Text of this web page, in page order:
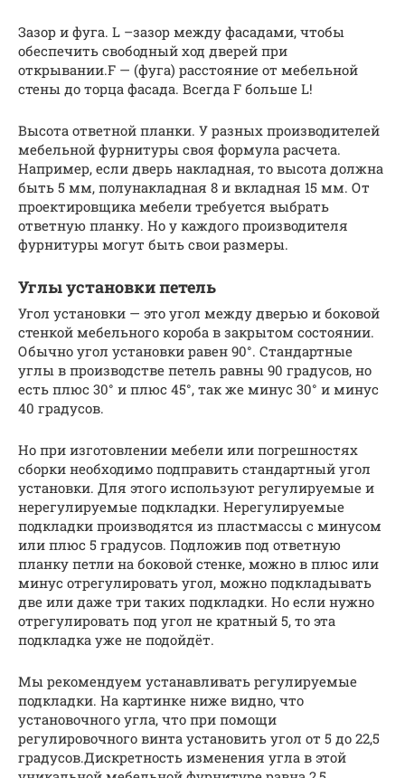
Зазор и фуга. L –зазор между фасадами, чтобы
обеспечить свободный ход дверей при
открывании.F — (фуга) расстояние от мебельной
стены до торца фасада. Всегда F больше L!
Высота ответной планки. У разных производителей
мебельной фурнитуры своя формула расчета.
Например, если дверь накладная, то высота должна
быть 5 мм, полунакладная 8 и вкладная 15 мм. От
проектировщика мебели требуется выбрать
ответную планку. Но у каждого производителя
фурнитуры могут быть свои размеры.
Углы установки петель
Угол установки — это угол между дверью и боковой
стенкой мебельного короба в закрытом состоянии.
Обычно угол установки равен 90°. Стандартные
углы в производстве петель равны 90 градусов, но
есть плюс 30° и плюс 45°, так же минус 30° и минус
40 градусов.
Но при изготовлении мебели или погрешностях
сборки необходимо подправить стандартный угол
установки. Для этого используют регулируемые и
нерегулируемые подкладки. Нерегулируемые
подкладки производятся из пластмассы с минусом
или плюс 5 градусов. Подложив под ответную
планку петли на боковой стенке, можно в плюс или
минус отрегулировать угол, можно подкладывать
две или даже три таких подкладки. Но если нужно
отрегулировать под угол не кратный 5, то эта
подкладка уже не подойдёт.
Мы рекомендуем устанавливать регулируемые
подкладки. На картинке ниже видно, что
установочного угла, что при помощи
регулировочного винта установить угол от 5 до 22,5
градусов.Дискретность изменения угла в этой